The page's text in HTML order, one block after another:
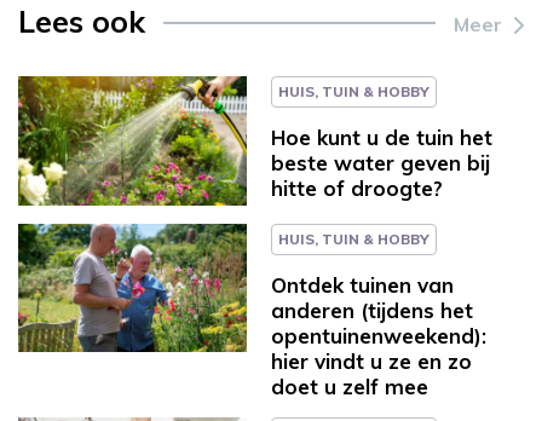
Lees ook Meer
HUIS, TUIN & HOBBY
Hoe kunt u de tuin het
beste water geven bij
hitte of droogte?
HUIS, TUIN & HOBBY
Ontdek tuinen van
anderen (tijdens het
opentuinenweekend):
hier vindt u ze en zo
doet u zelf mee